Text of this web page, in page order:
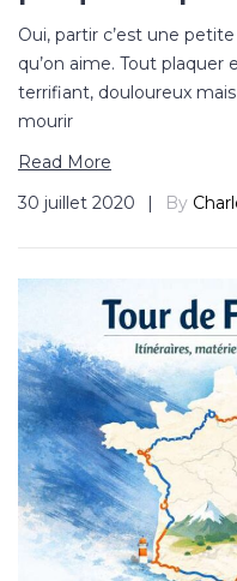
Oui, partir c’est une
qu’on aime. Tout plaquer
terrifiant, douloureux
mourir
Read More
30 juillet 2020
By